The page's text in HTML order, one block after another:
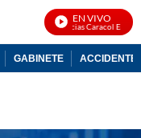
EN VIVO
Noticias Caracol En Vivo
GABINETE ACCIDENTE